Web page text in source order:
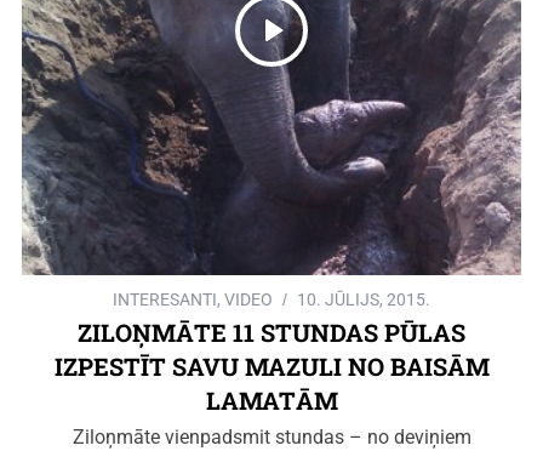
INTERESANTI, VIDEO 10. JŪLIJS, 2015.
ZILOŅMĀTE 11 STUNDAS PŪLAS
IZPESTĪT SAVU MAZULI NO BAISĀM
LAMATĀM
Ziloņmāte vienpadsmit stundas – no deviņiem